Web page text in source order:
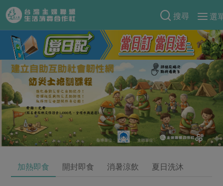
搜尋
選
產品分類
當季蔬果
一籃菜 當令水果
芽苗類 蕈菇類
辛香料類
奶蛋豆・五穀
豆製品
食譜料理
米食
麵食
肉食
常備菜
特別企畫
預購活動
把最好的台灣味帶回家！
防災用品預購圓滿結束
2026年端午節預購圓滿結束
綠主張
觀點文章
社內大小事 合作聯合國
關於合作社
認識合作社
重要公告
加熱即食 開封即食 消暑涼飲 夏日洗沐